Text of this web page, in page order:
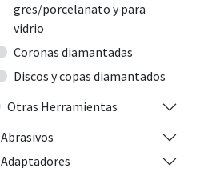
gres/porcelanato y para
vidrio
Coronas diamantadas
Discos y copas diamantados
Otras Herramientas
Abrasivos
Adaptadores